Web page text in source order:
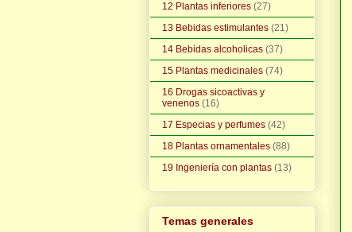
12 Plantas inferiores (27)
13 Bebidas estimulantes (21)
14 Bebidas alcoholicas (37)
15 Plantas medicinales (74)
16 Drogas sicoactivas y
venenos (16)
17 Especias y perfumes (42)
18 Plantas ornamentales (88)
19 Ingeniería con plantas (13)
Temas generales